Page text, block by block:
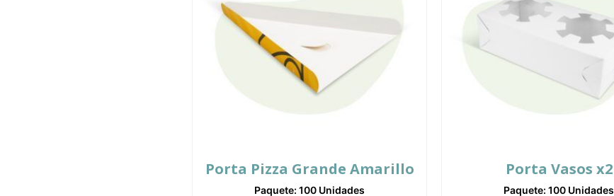
Porta Pizza Grande Amarillo
Paquete: 100 Unidades
Porta Vasos x2
Paquete: 100 Unidades